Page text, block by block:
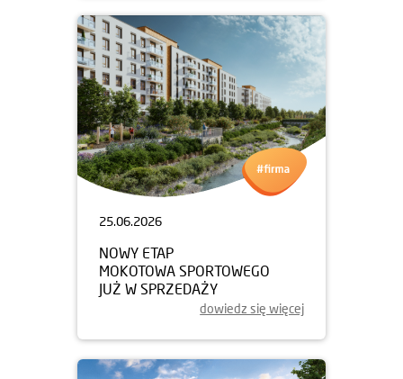
25.06.2026
NOWY ETAP
MOKOTOWA SPORTOWEGO
JUŻ W SPRZEDAŻY
dowiedz się więcej